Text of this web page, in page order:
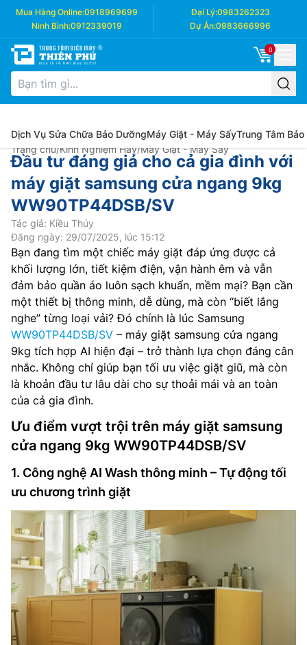
Mua Hàng Online:0918969699 Đại Lý:0983262323
Ninh Bình:0912339019 Dự Án:0983666996
0
Dịch Vụ Sửa Chữa Bảo DưỡngMáy Giặt - Máy SấyTrung Tâm Bảo
Trang chủ/Kinh Nghiệm Hay/Máy Giặt - Máy Sấy
Đầu tư đáng giá cho cả gia đình với
máy giặt samsung cửa ngang 9kg
WW90TP44DSB/SV
Tác giả: Kiều Thúy
Đăng ngày: 29/07/2025, lúc 15:12
Bạn đang tìm một chiếc máy giặt đáp ứng được cả
khối lượng lớn, tiết kiệm điện, vận hành êm và vẫn
đảm bảo quần áo luôn sạch khuẩn, mềm mại? Bạn cần
một thiết bị thông minh, dễ dùng, mà còn “biết lắng
nghe” từng loại vải? Đó chính là lúc Samsung
WW90TP44DSB/SV – máy giặt samsung cửa ngang
9kg tích hợp AI hiện đại – trở thành lựa chọn đáng cân
nhắc. Không chỉ giúp bạn tối ưu việc giặt giũ, mà còn
là khoản đầu tư lâu dài cho sự thoải mái và an toàn
của cả gia đình.
Ưu điểm vượt trội trên máy giặt samsung
cửa ngang 9kg WW90TP44DSB/SV
1. Công nghệ AI Wash thông minh – Tự động tối
ưu chương trình giặt